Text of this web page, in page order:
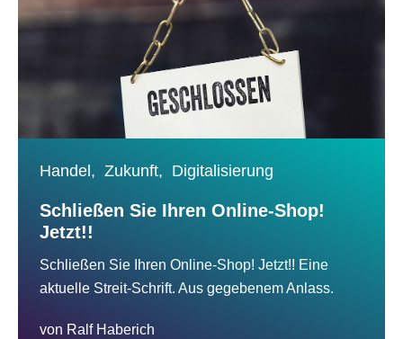
Handel, Zukunft, Digitalisierung
Schließen Sie Ihren Online-Shop!
Jetzt!!
Schließen Sie Ihren Online-Shop! Jetzt!! Eine
aktuelle Streit-Schrift. Aus gegebenem Anlass.
von Ralf Haberich